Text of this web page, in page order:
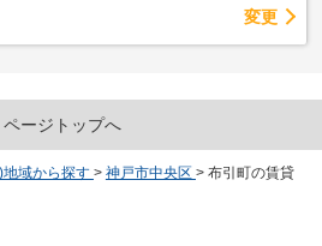
変更
ページトップへ
地域から探す > 神戸市中央区 > 布引町の賃貸